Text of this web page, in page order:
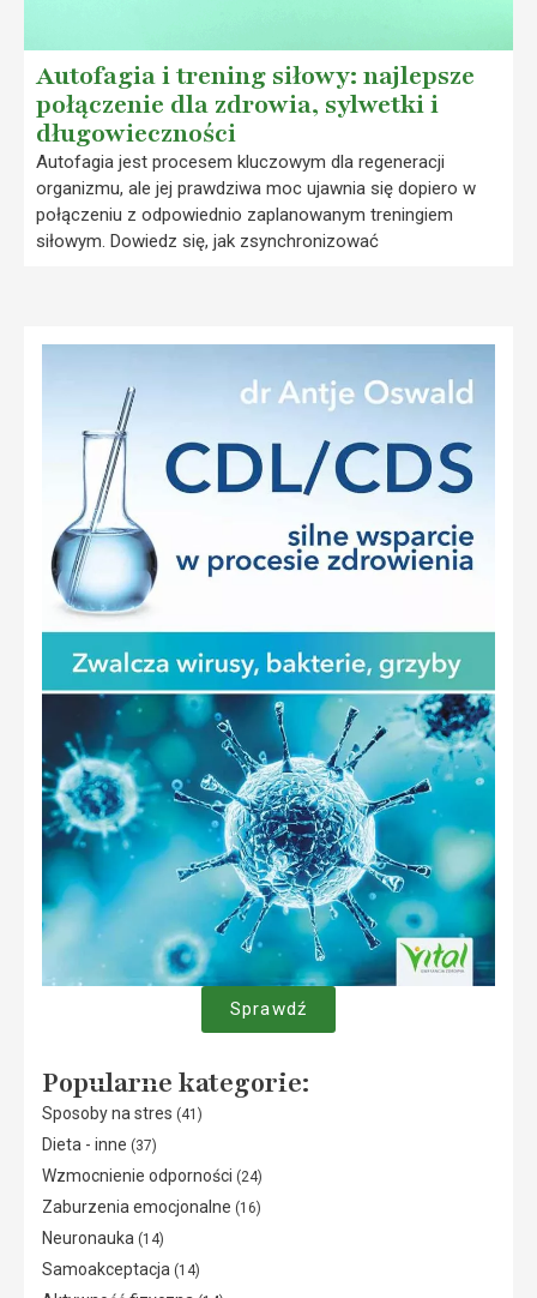
Autofagia i trening siłowy: najlepsze
połączenie dla zdrowia, sylwetki i
długowieczności
Autofagia jest procesem kluczowym dla regeneracji
organizmu, ale jej prawdziwa moc ujawnia się dopiero w
połączeniu z odpowiednio zaplanowanym treningiem
siłowym. Dowiedz się, jak zsynchronizować
Sprawdź
Popularne kategorie:
Sposoby na stres (41)
Dieta - inne (37)
Wzmocnienie odporności (24)
Zaburzenia emocjonalne (16)
Neuronauka (14)
Samoakceptacja (14)